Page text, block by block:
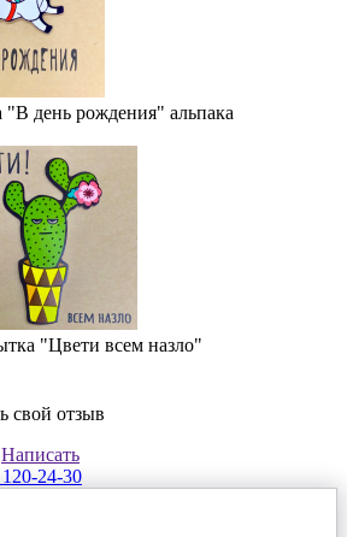
"В день рождения" альпака
"Цвети всем назло"
свой отзыв
Написать
24-30